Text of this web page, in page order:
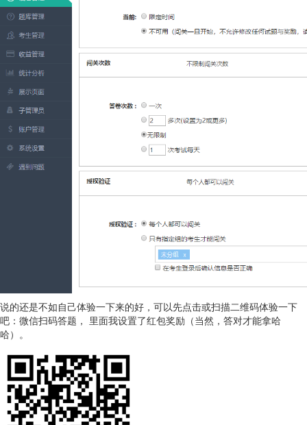
说的还是不如自己体验一下来的好，可以先点击或扫描二维码体验一下
吧：微信扫码答题， 里面我设置了红包奖励（当然，答对才能拿哈
哈）。